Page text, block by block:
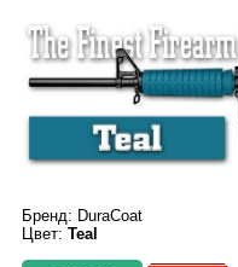
Бренд: DuraCoat
Цвет: Teal